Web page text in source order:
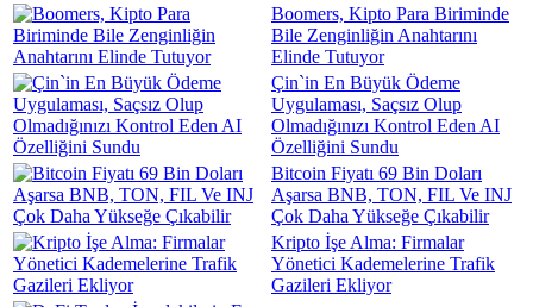
Boomers, Kipto Para Biriminde
Bile Zenginliğin Anahtarını
Elinde Tutuyor
Çin`in En Büyük Ödeme
Uygulaması, Saçsız Olup
Olmadığınızı Kontrol Eden AI
Özelliğini Sundu
Bitcoin Fiyatı 69 Bin Doları
Aşarsa BNB, TON, FIL Ve INJ
Çok Daha Yükseğe Çıkabilir
Kripto İşe Alma: Firmalar
Yönetici Kademelerine Trafik
Gazileri Ekliyor